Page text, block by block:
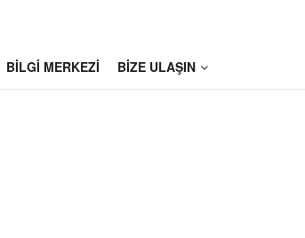
BİLGİ MERKEZİ BİZE ULAŞIN